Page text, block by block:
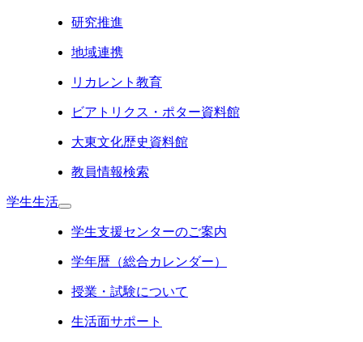
研究推進
地域連携
リカレント教育
ビアトリクス・ポター資料館
大東文化歴史資料館
教員情報検索
学生生活
学生支援センターのご案内
学年暦（総合カレンダー）
授業・試験について
生活面サポート